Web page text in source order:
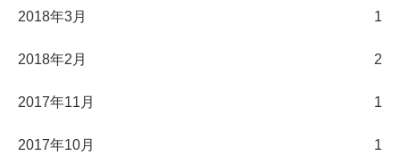
2018年3月 1
2018年2月 2
2017年11月 1
2017年10月 1